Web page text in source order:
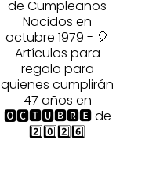
de Cumpleaños
Nacidos en
octubre 1979 - 🎈
Artículos para
regalo para
quienes cumplirán
47 años en
🅾🅲🆃🆄🅱🆁🅴 de
2️⃣0️⃣2️⃣6️⃣